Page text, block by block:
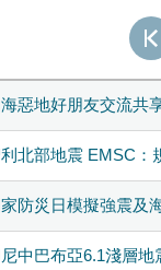
惡地好朋友交流共
北部地震 EMSC：
防災日模擬強震及
中巴布亞6.1淺層